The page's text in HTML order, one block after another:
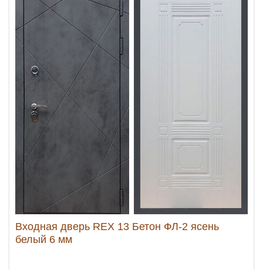
Входная дверь REX 13 Бетон ФЛ-2 ясень
белый 6 мм